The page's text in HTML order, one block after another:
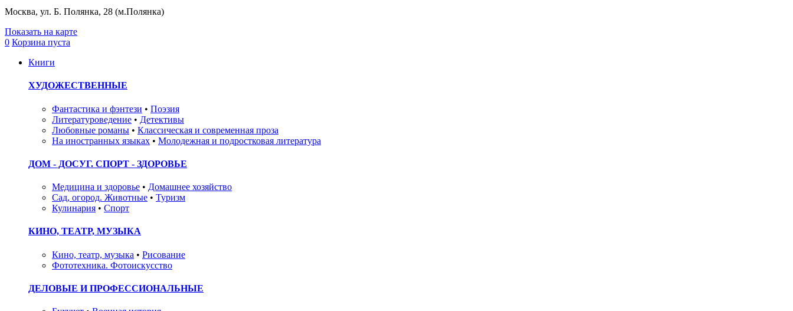
Москва, ул. Б. Полянка, 28 (м.Полянка)
Показать на карте
0 Корзина пуста
Книги
ХУДОЖЕСТВЕННЫЕ
Фантастика и фэнтези • Поэзия
Литературоведение • Детективы
Любовные романы • Классическая и современная проза
На иностранных языках • Молодежная и подростковая литература
ДОМ - ДОСУГ. СПОРТ - ЗДОРОВЬЕ
Медицина и здоровье • Домашнее хозяйство
Сад, огород. Животные • Туризм
Кулинария • Спорт
КИНО, ТЕАТР, МУЗЫКА
Кино, театр, музыка • Рисование
Фототехника. Фотоискусство
ДЕЛОВЫЕ И ПРОФЕССИОНАЛЬНЫЕ